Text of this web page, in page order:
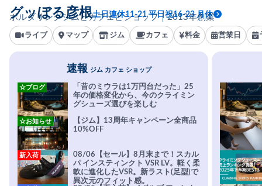
ボルダリングジムとカフェとショップ｜2013年創業
グッぼる彦根土日連休11-21 平日祝16-23 月休
ライブ マップ ジム カフェ 料金 営業日
速報 ジム カフェ ショップ
「昔のミウラは1万円台だった」25
年の価格変化から、今のクライミン
グシューズ選びを楽しむ
☆ブログ
【ジム】13周年キャンペーン全商品
10%OFF
☆お知らせ
08/06【セール】8月末まで！スカル
パ インスティンクト VSR LV。軽く柔
軟に進化したVSR。新ラスト(足型)で
異次元のフィット感。
新入荷